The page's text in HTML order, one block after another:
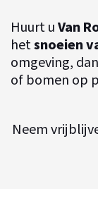
Huurt uVan
hetsnoeien
omgeving,
of bomen op
Neem